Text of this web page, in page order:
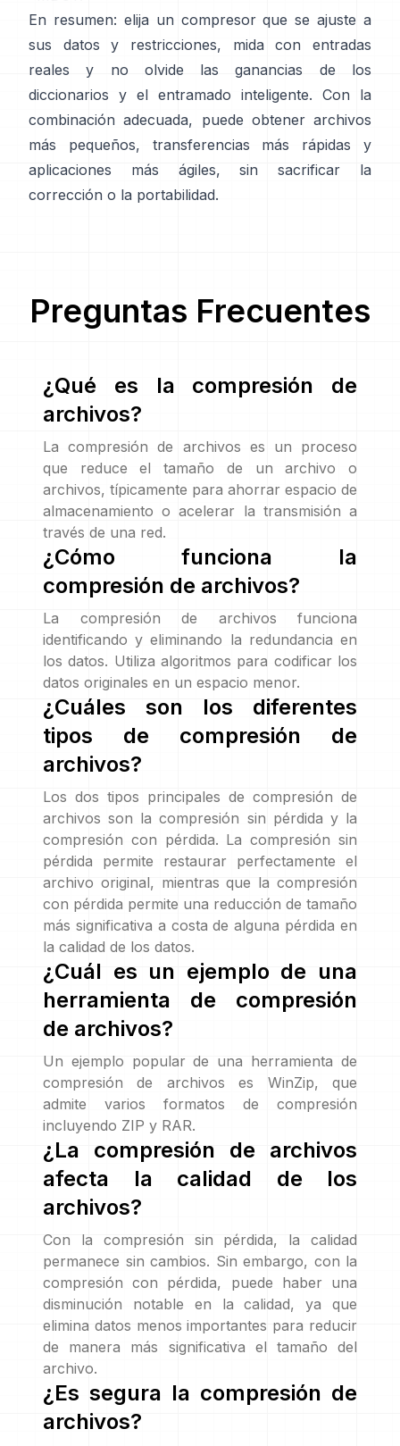
En resumen: elija un compresor que se ajuste a
sus datos y restricciones, mida con entradas
reales y no olvide las ganancias de los
diccionarios y el entramado inteligente. Con la
combinación adecuada, puede obtener archivos
más pequeños, transferencias más rápidas y
aplicaciones más ágiles, sin sacrificar la
corrección o la portabilidad.
Preguntas Frecuentes
¿Qué es la compresión de
archivos?
La compresión de archivos es un proceso
que reduce el tamaño de un archivo o
archivos, típicamente para ahorrar espacio de
almacenamiento o acelerar la transmisión a
través de una red.
¿Cómo funciona la
compresión de archivos?
La compresión de archivos funciona
identificando y eliminando la redundancia en
los datos. Utiliza algoritmos para codificar los
datos originales en un espacio menor.
¿Cuáles son los diferentes
tipos de compresión de
archivos?
Los dos tipos principales de compresión de
archivos son la compresión sin pérdida y la
compresión con pérdida. La compresión sin
pérdida permite restaurar perfectamente el
archivo original, mientras que la compresión
con pérdida permite una reducción de tamaño
más significativa a costa de alguna pérdida en
la calidad de los datos.
¿Cuál es un ejemplo de una
herramienta de compresión
de archivos?
Un ejemplo popular de una herramienta de
compresión de archivos es WinZip, que
admite varios formatos de compresión
incluyendo ZIP y RAR.
¿La compresión de archivos
afecta la calidad de los
archivos?
Con la compresión sin pérdida, la calidad
permanece sin cambios. Sin embargo, con la
compresión con pérdida, puede haber una
disminución notable en la calidad, ya que
elimina datos menos importantes para reducir
de manera más significativa el tamaño del
archivo.
¿Es segura la compresión de
archivos?